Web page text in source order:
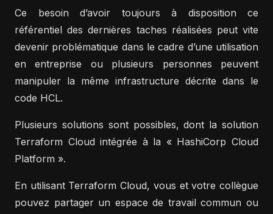
Ce besoin d’avoir toujours à disposition ce
référentiel des dernières taches réalisées peut vite
devenir problématique dans le cadre d’une utilisation
en entreprise ou plusieurs personnes peuvent
manipuler la même infrastructure décrite dans le
code HCL.
Plusieurs solutions sont possibles, dont la solution
Terraform Cloud intégrée à la « HashiCorp Cloud
Platform ».
En utilisant Terraform Cloud, vous et votre collègue
pouvez partager un espace de travail commun ou